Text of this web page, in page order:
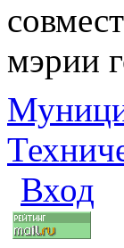
мэрии
Вход